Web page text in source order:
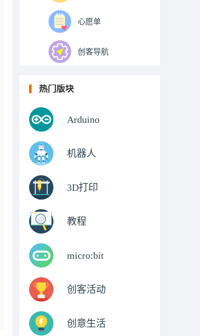
心愿单
创客导航
热门版块
Arduino
机器人
3D打印
教程
micro:bit
创客活动
创意生活